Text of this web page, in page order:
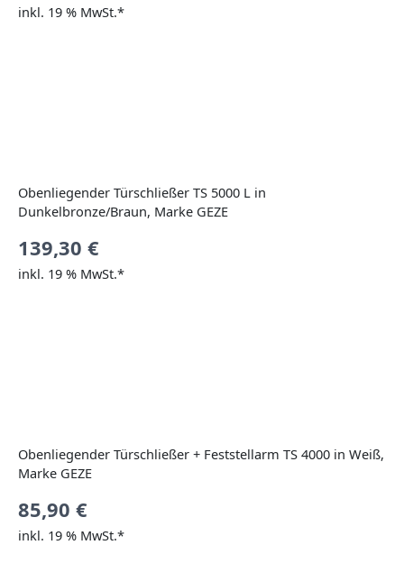
inkl. 19 % MwSt.*
Obenliegender Türschließer TS 5000 L in
Dunkelbronze/Braun, Marke GEZE
139,30 €
inkl. 19 % MwSt.*
Obenliegender Türschließer + Feststellarm TS 4000 in Weiß,
Marke GEZE
85,90 €
inkl. 19 % MwSt.*